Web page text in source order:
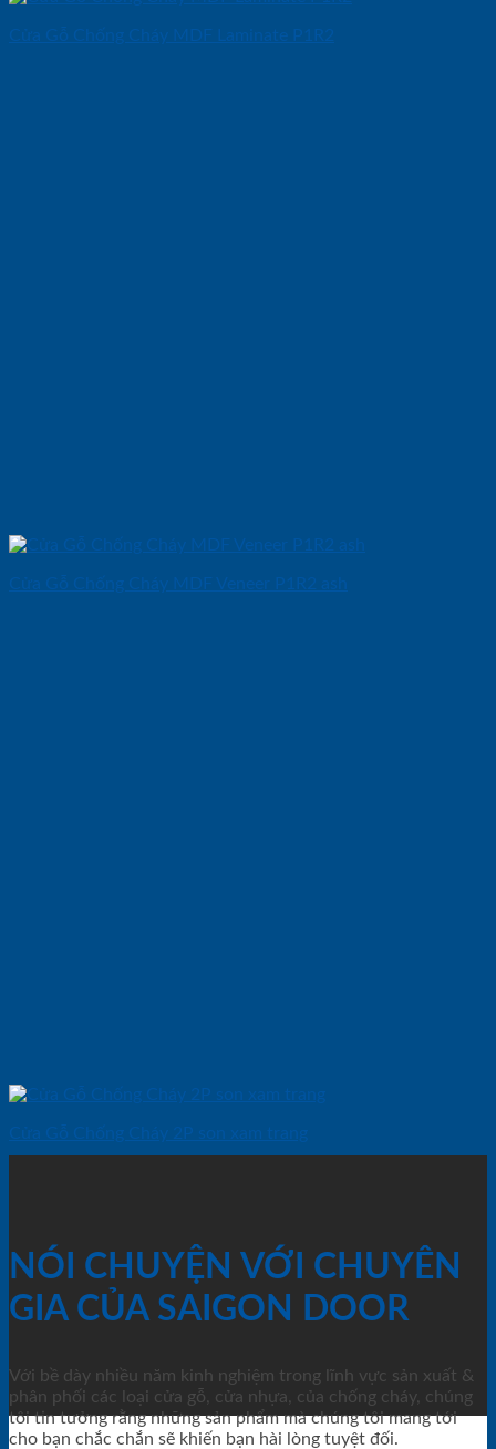
Cửa Gỗ Chống Cháy MDF Laminate P1R2
Cửa Gỗ Chống Cháy MDF Veneer P1R2 ash
Cửa Gỗ Chống Cháy 2P son xam trang
NÓI CHUYỆN VỚI CHUYÊN
GIA CỦA SAIGON DOOR
Với bề dày nhiều năm kinh nghiệm trong lĩnh vực sản xuất &
phân phối các loại cửa gỗ, cửa nhựa, của chống cháy, chúng
tôi tin tưởng rằng những sản phẩm mà chúng tôi mang tới
cho bạn chắc chắn sẽ khiến bạn hài lòng tuyệt đối.